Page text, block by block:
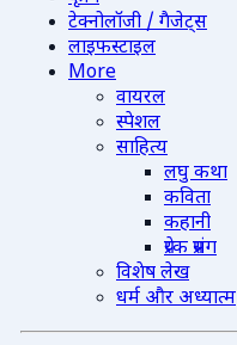
टेक्नोलॉजी / गैजेट्स
लाइफस्टाइल
More
वायरल
स्पेशल
साहित्य
लघु कथा
कविता
कहानी
प्रेरक प्रसंग
विशेष लेख
धर्म और अध्यात्म